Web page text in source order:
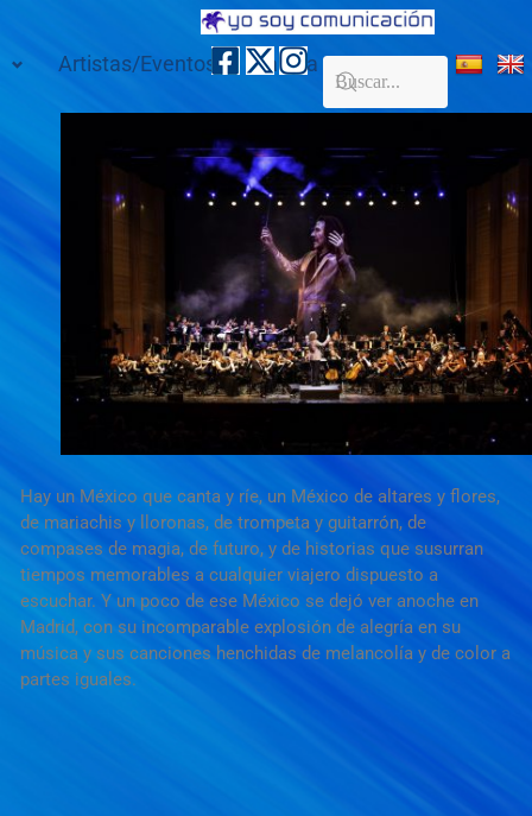
Artistas/Eventos Galería Contacto
Hay un México que canta y ríe, un México de altares y flores,
de mariachis y lloronas, de trompeta y guitarrón, de
compases de magia, de futuro, y de historias que susurran
tiempos memorables a cualquier viajero dispuesto a
escuchar. Y un poco de ese México se dejó ver anoche en
Madrid, con su incomparable explosión de alegría en su
música y sus canciones henchidas de melancolía y de color a
partes iguales.